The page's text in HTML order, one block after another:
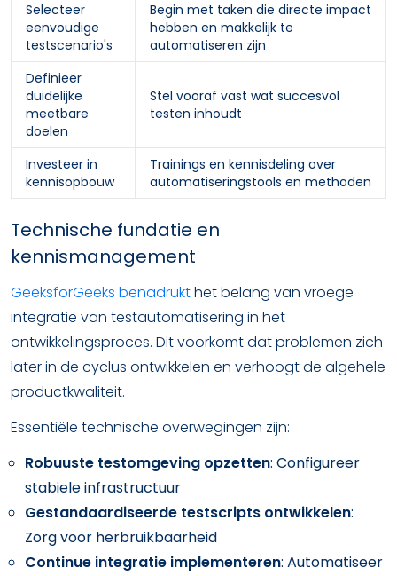
Selecteer
eenvoudige
testscenario's
Begin met taken die directe impact
hebben en makkelijk te
automatiseren zijn
Definieer
duidelijke
meetbare
doelen
Stel vooraf vast wat succesvol
testen inhoudt
Investeer in
kennisopbouw
Trainings en kennisdeling over
automatiseringstools en methoden
Technische fundatie en
kennismanagement
GeeksforGeeks benadrukthet belang van vroege
integratie van testautomatisering in het
ontwikkelingsproces. Dit voorkomt dat problemen zich
later in de cyclus ontwikkelen en verhoogt de algehele
productkwaliteit.
Essentiële technische overwegingen zijn:
Robuuste testomgeving opzetten: Configureer
stabiele infrastructuur
Gestandaardiseerde testscripts ontwikkelen:
Zorg voor herbruikbaarheid
Continue integratie implementeren: Automatiseer